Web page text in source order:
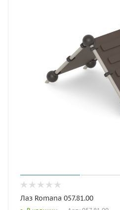
Лаз Romana 057.81.00